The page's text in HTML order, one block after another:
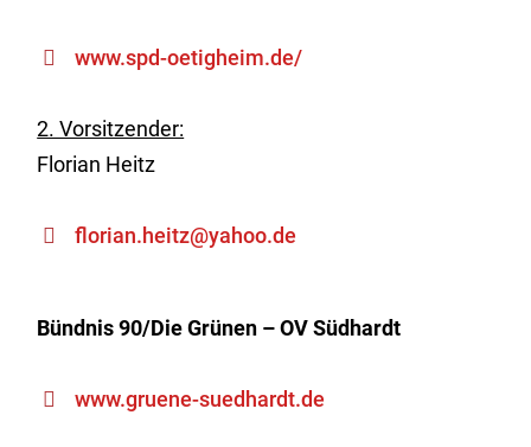
www.spd-oetigheim.de/
2. Vorsitzender:
Florian Heitz
florian.heitz@yahoo.de
Bündnis 90/Die Grünen – OV Südhardt
www.gruene-suedhardt.de